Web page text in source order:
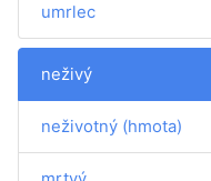
umrlec
neživý
neživotný (hmota)